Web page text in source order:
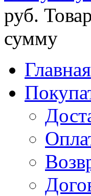
руб.
сумму
Главная